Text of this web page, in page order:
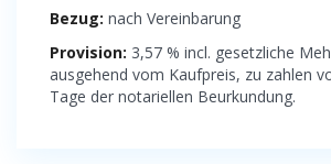
Bezug: nach Vereinbarung
Provision: 3,57 % incl. gesetzliche
ausgehend vom Kaufpreis, zu zahlen
Tage der notariellen Beurkundung.